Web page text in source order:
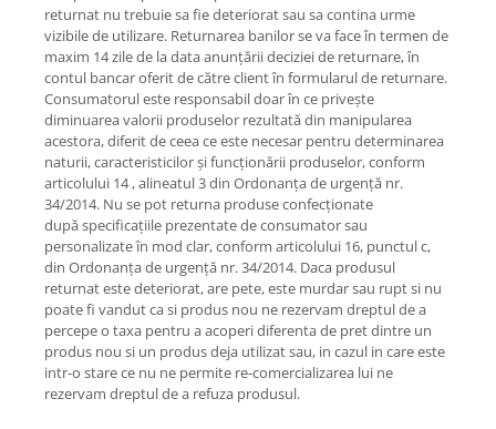
returnat nu trebuie sa fie deteriorat sau sa contina urme
vizibile de utilizare. Returnarea banilor se va face în termen de
maxim 14 zile de la data anunțării deciziei de returnare, în
contul bancar oferit de către client în formularul de returnare.
Consumatorul este responsabil doar în ce privește
diminuarea valorii produselor rezultată din manipularea
acestora, diferit de ceea ce este necesar pentru determinarea
naturii, caracteristicilor și funcționării produselor, conform
articolului 14 , alineatul 3 din Ordonanța de urgență nr.
34/2014. Nu se pot returna produse confecționate
după specificațiile prezentate de consumator sau
personalizate în mod clar, conform articolului 16, punctul c,
din Ordonanța de urgență nr. 34/2014. Daca produsul
returnat este deteriorat, are pete, este murdar sau rupt si nu
poate fi vandut ca si produs nou ne rezervam dreptul de a
percepe o taxa pentru a acoperi diferenta de pret dintre un
produs nou si un produs deja utilizat sau, in cazul in care este
intr-o stare ce nu ne permite re-comercializarea lui ne
rezervam dreptul de a refuza produsul.